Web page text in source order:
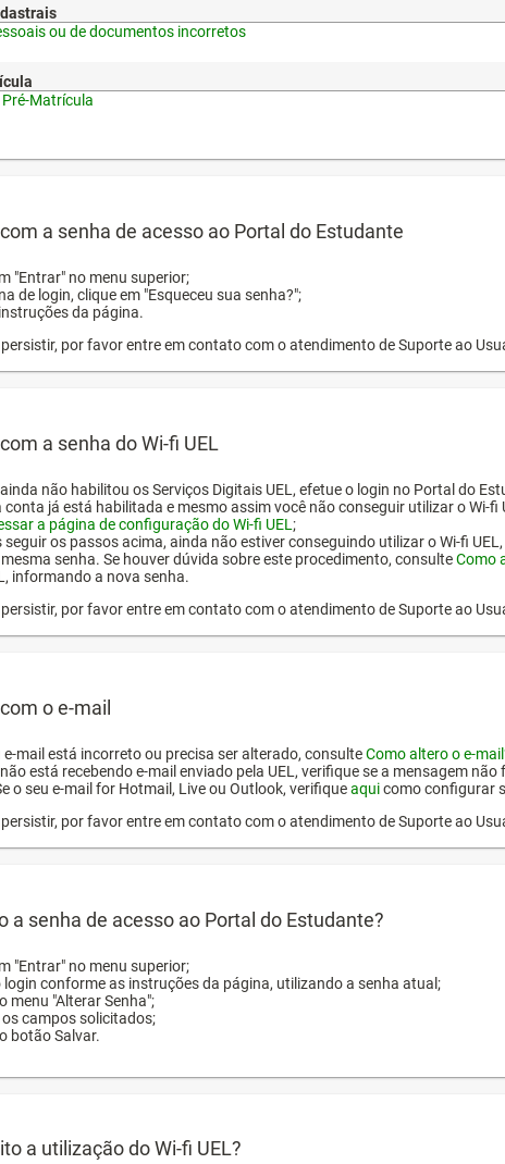
ou de documentos incorretos
Matrícula
a senha de acesso ao Portal do Estudante
"Entrar" no menu superior;
de login, clique em "Esqueceu sua senha?";
da página.
por favor entre em contato com o atendimento de Suporte ao
a senha do Wi-fi UEL
não habilitou os Serviços Digitais UEL, efetue o login no Portal do
conta já está habilitada e mesmo assim você não conseguir utilizar o Wi-
a página de configuração do Wi-fi UEL ;
seguir os passos acima, ainda não estiver conseguindo utilizar o Wi-fi
senha. Se houver dúvida sobre este procedimento, consulteComo
informando a nova senha.
por favor entre em contato com o atendimento de Suporte ao
o e-mail
e-mail está incorreto ou precisa ser alterado, consulteComo altero o e-
está recebendo e-mail enviado pela UEL, verifique se a mensagem
o seu e-mail for Hotmail, Live ou Outlook, verifiqueaquicomo configurar
por favor entre em contato com o atendimento de Suporte ao
a senha de acesso ao Portal do Estudante?
"Entrar" no menu superior;
login conforme as instruções da página, utilizando a senha atual;
menu "Alterar Senha";
campos solicitados;
botão Salvar.
a utilização do Wi-fi UEL?